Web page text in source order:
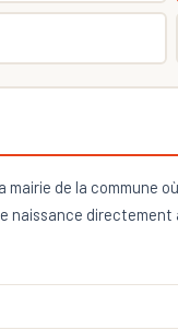
de la commune
naissance directement